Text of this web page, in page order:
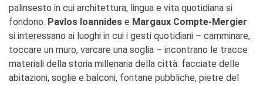
palinsesto in cui architettura, lingua e vita quotidiana si
fondono. Pavlos Ioannides e Margaux Compte-Mergier
si interessano ai luoghi in cui i gesti quotidiani – camminare,
toccare un muro, varcare una soglia – incontrano le tracce
materiali della storia millenaria della città: facciate delle
abitazioni, soglie e balconi, fontane pubbliche, pietre del